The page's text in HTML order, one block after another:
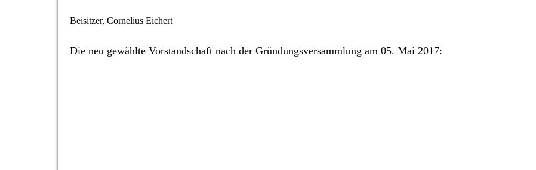
Beisitzer, Cornelius Eichert
Die neu gewählte Vorstandschaft nach der Gründungsversammlung am 05. Mai 2017: